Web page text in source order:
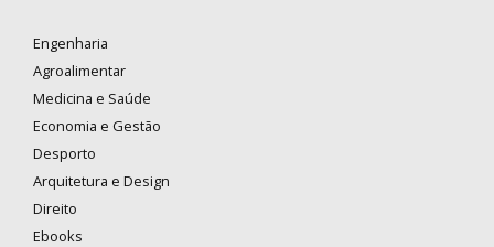
Engenharia
Agroalimentar
Medicina e Saúde
Economia e Gestão
Desporto
Arquitetura e Design
Direito
Ebooks